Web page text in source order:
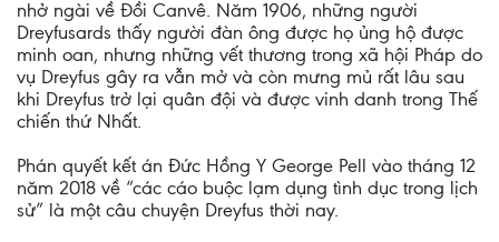
nhở ngài về Đồi Canvê. Năm 1906, những người
Dreyfusards thấy người đàn ông được họ ủng hộ được
minh oan, nhưng những vết thương trong xã hội Pháp do
vụ Dreyfus gây ra vẫn mở và còn mưng mủ rất lâu sau
khi Dreyfus trở lại quân đội và được vinh danh trong Thế
chiến thứ Nhất.
Phán quyết kết án Đức Hồng Y George Pell vào tháng 12
năm 2018 về “các cáo buộc lạm dụng tình dục trong lịch
sử” là một câu chuyện Dreyfus thời nay.